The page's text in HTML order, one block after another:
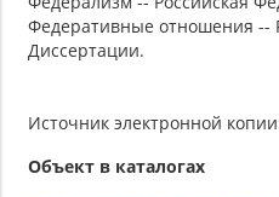
Федеративные отношения --
Диссертации.
Источник электронной
Объект в каталогах